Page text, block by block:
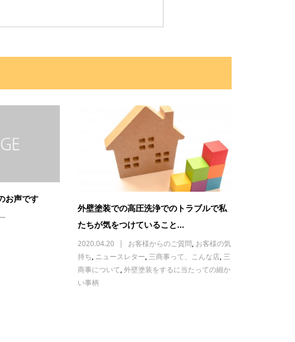
お声です
外壁塗装での高圧洗浄でのトラブルで私
たちが気をつけていること...
2020.04.20 お客様からのご質問, お客様の気
持ち, ニュースレター, 三商事って、こんな店, 三
商事について,外壁塗装をするに当たっての細か
い事柄